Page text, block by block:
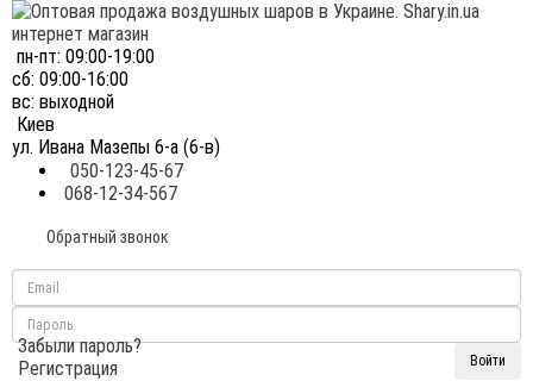
пн-пт: 09:00-19:00
сб: 09:00-16:00
вс: выходной
Киев
ул. Ивана Мазепы 6-а (6-в)
050-123-45-67
068-12-34-567
Обратный звонок
Забыли пароль?
Регистрация